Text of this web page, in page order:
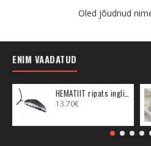
Oled jõudnud
ENIM VAADATUD
13.70€